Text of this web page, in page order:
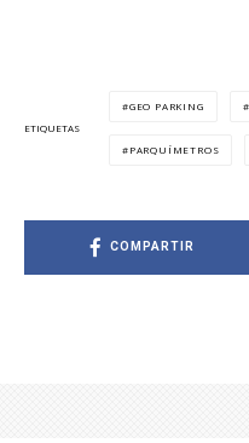
ETIQUETAS
GEO PARKING
PARQUÍMETROS
COMPARTIR